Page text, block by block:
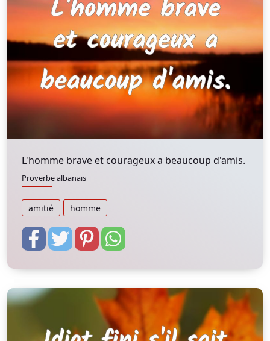
L'homme brave et courageux a beaucoup d'amis.
Proverbe albanais
amitié homme